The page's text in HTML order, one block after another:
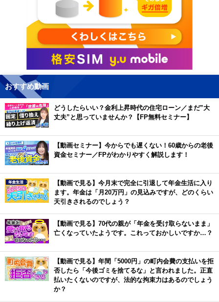
おすすめ動画
どうしたらいい？金利上昇時代の住宅ローン／まだ”大
丈夫”と思っていませんか？【FP無料セミナー】
【動画セミナー】今からでも遅くない！60歳からの老後
資金セミナー／FPがわかりやすく解説します！
【動画で見る】今月末で完全に引退して年金生活に入り
ます。年金は「月20万円」の見込みですが、どのくらい
天引きされるのでしょう？
【動画で見る】70代の親が「年金を受け取らないまま」
亡くなっていたようです。これっておかしいですか…？
【動画で見る】年間「5000円」の町内会費の支払いを拒
否したら「今後ゴミを捨てるな」と言われました。正直
払いたくないのですが、法的な拘束力はあるのでしょう
か？